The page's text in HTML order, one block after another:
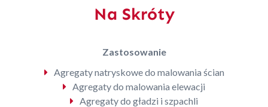
Na Skróty
Zastosowanie
Agregaty natryskowe do malowania ścian
Agregaty do malowania elewacji
Agregaty do gładzi i szpachli